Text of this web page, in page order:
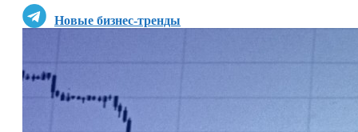
Новые бизнес-тренды